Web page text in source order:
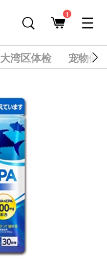
1
大湾区体检 宠物健